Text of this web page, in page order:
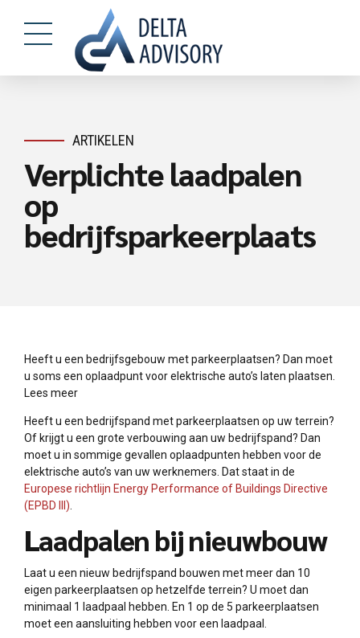
ARTIKELEN
Verplichte laadpalen
op
bedrijfsparkeerplaats
Heeft u een bedrijfsgebouw met parkeerplaatsen? Dan moet
u soms een oplaadpunt voor elektrische auto’s laten plaatsen.
Lees meer
Heeft u een bedrijfspand met parkeerplaatsen op uw terrein?
Of krijgt u een grote verbouwing aan uw bedrijfspand? Dan
moet u in sommige gevallen oplaadpunten hebben voor de
elektrische auto’s van uw werknemers. Dat staat in de
Europese richtlijn Energy Performance of Buildings Directive
(EPBD III)
Laadpalen bij nieuwbouw
Laat u een nieuw bedrijfspand bouwen met meer dan 10
eigen parkeerplaatsen op hetzelfde terrein? U moet dan
minimaal 1 laadpaal hebben. En 1 op de 5 parkeerplaatsen
moet een aansluiting hebben voor een laadpaal.